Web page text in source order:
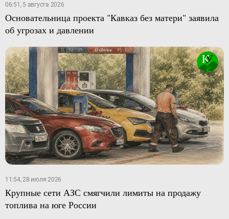
06:51, 5 августа 2026
Основательница проекта "Кавказ без матери" заявила
об угрозах и давлении
11:54, 28 июля 2026
Крупные сети АЗС смягчили лимиты на продажу
топлива на юге России